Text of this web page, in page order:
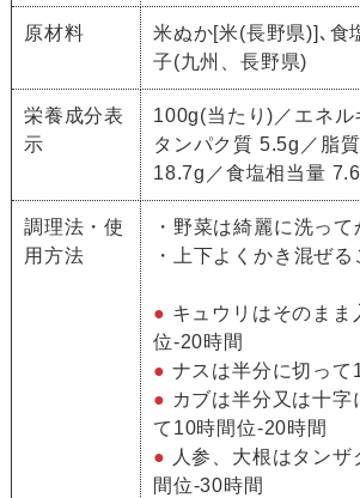
原材料
米ぬか[米(長野県)]､食
子(九州、長野県)
栄養成分表
示
100g(当たり)／エネ
タンパク質 5.5g／脂
18.7g／食塩相当量
調理法・使
用方法
・野菜は綺麗に洗っ
・上下よくかき混ぜる
● キュウリはそのまま
位-20時間
● ナスは半分に切って
● カブは半分又は十字
て10時間位-20時間
●
人参、大根はタン
間位-30時間